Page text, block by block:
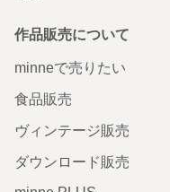
作品販売について
minneで売りたい
食品販売
ヴィンテージ販売
ダウンロード販売